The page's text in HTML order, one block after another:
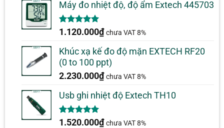
Máy đo nhiệt độ, độ ẩm Extech 445703
5.00trên 5
1
đánh giá
1.120.000₫ chưa VAT 8%
Khúc xạ kế đo độ mặn EXTECH RF20
(0 to 100 ppt)
2.230.000₫ chưa VAT 8%
Usb ghi nhiệt độ Extech TH10
5.00trên 5
1
1.520.000₫ chưa VAT 8%